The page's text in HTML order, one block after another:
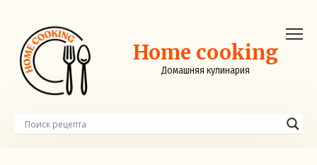
контенту
Home cooking
Домашняя кулинария